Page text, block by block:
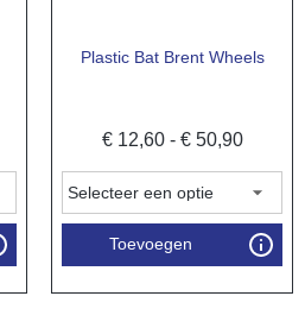
Plastic Bat Brent Wheels
€12,60 - €50,90
Toevoegen